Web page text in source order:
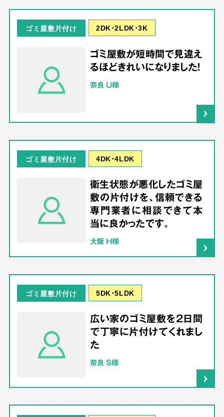
ゴミ屋敷片付け 2DK･2LDK･3K
ゴミ屋敷が短時間で見違え
るほどきれいになりました！
奈良 U様
ゴミ屋敷片付け 4DK･4LDK
衛生状態が悪化したゴミ屋
敷の片付けを、信頼できる
専門業者に相談できて本
当に良かったです。
大阪 H様
ゴミ屋敷片付け 5DK･5LDK
広い家のゴミ屋敷を2日間
で丁寧に片付けてくれまし
た
奈良 S様